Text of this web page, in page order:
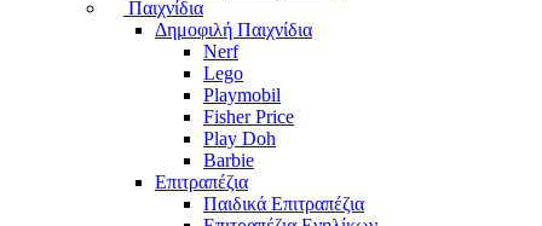
Παιχνίδια
Δημοφιλή Παιχνίδια
Nerf
Lego
Playmobil
Fisher Price
Play Doh
Barbie
Επιτραπέζια
Παιδικά Επιτραπέζια